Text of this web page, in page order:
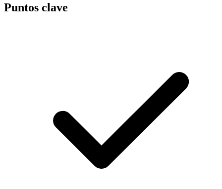
Puntos clave